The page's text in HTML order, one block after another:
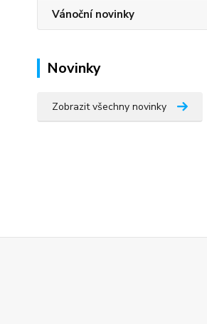
Vánoční novinky
Novinky
Zobrazit všechny novinky